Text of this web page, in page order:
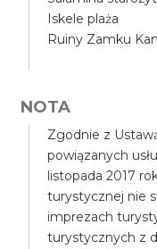
Iskele plaża
Ruiny Zamku
NOTA
Zgodnie z
powiązanych
listopada 2017
turystycznej nie
imprezach
turystycznych z